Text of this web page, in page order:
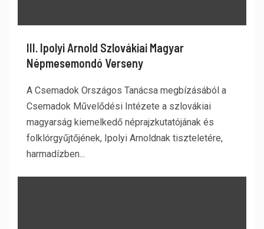
III. Ipolyi Arnold Szlovákiai Magyar
Népmesemondó Verseny
A Csemadok Országos Tanácsa megbízásából a
Csemadok Művelődési Intézete a szlovákiai
magyarság kiemelkedő néprajzkutatójának és
folklórgyűjtőjének, Ipolyi Arnoldnak tiszteletére,
harmadízben...